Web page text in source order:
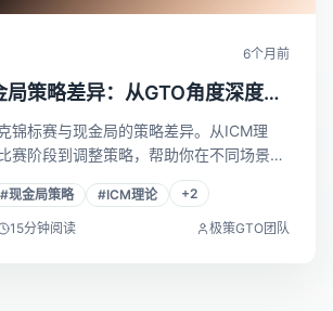
6个月前
策略差异：从GTO角度深度解
锦标赛与现金局的策略差异。从ICM理
赛阶段到调整策略，帮助你在不同场景下
#现金局策略 #ICM理论 +2
15分钟阅读 极策GTO团队